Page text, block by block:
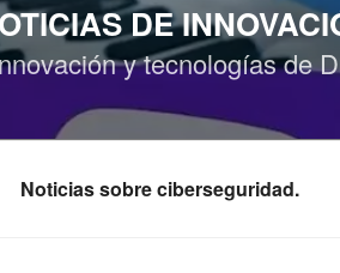
DE
y tecnologías de
Noticias sobre ciberseguridad.